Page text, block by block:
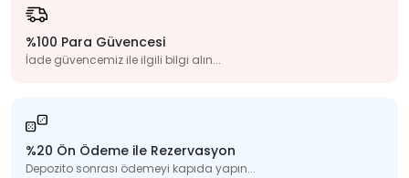
%100 Para Güvencesi
İade güvencemiz ile ilgili bilgi alın...
%20 Ön Ödeme ile Rezervasyon
Depozito sonrası ödemeyi kapıda yapın...